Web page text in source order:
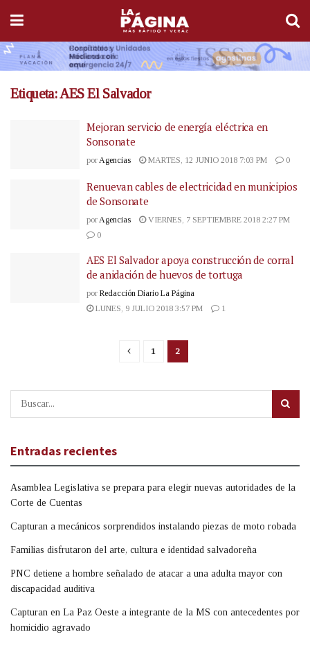
Etiqueta:AES El Salvador
Mejoran servicio de energía eléctrica en
Sonsonate
por Agencias MARTES, 12 JUNIO 2018 7:03 PM 0
Renuevan cables de electricidad en municipios
de Sonsonate
porAgencias
VIERNES, 7 SEPTIEMBRE 2018 2:27 PM
0
AES El Salvador apoya construcción de corral
de anidación de huevos de tortuga
por Redacción Diario La Página
LUNES, 9 JULIO 2018 3:57 PM
1
1 2
Entradas recientes
Asamblea Legislativa se prepara para elegir nuevas autoridades de la
Corte de Cuentas
Capturan a mecánicos sorprendidos instalando piezas de moto robada
Familias disfrutaron del arte, cultura e identidad salvadoreña
PNC detiene a hombre señalado de atacar a una adulta mayor con
discapacidad auditiva
Capturan en La Paz Oeste a integrante de la MS con antecedentes por
homicidio agravado